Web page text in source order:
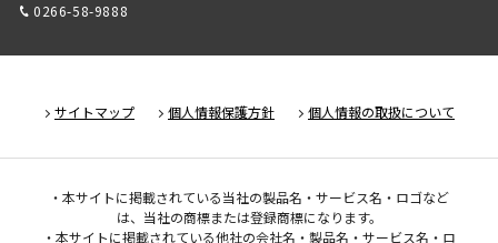
0266-58-9888
サイトマップ 個人情報保護方針 個人情報の取扱について
・本サイトに掲載されている当社の製品名・サービス名・ロゴなど
は、当社の商標または登録商標になります。
・本サイトに掲載されている他社の会社名・製品名・サービス名・ロ